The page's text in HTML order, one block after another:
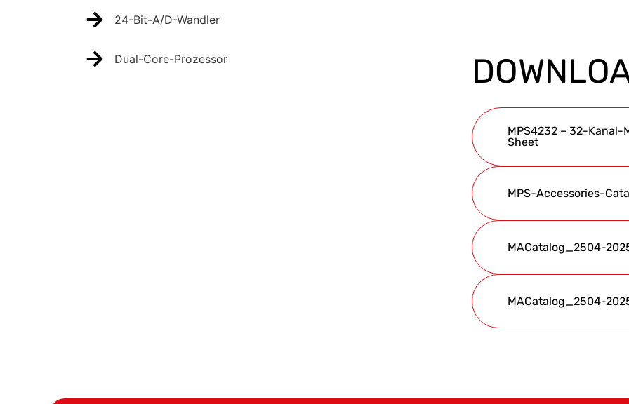
24-Bit-A/D-Wandler
Dual-Core-Prozessor
MPS4232 – 32-
Sheet
MPS-Accessories-
MACatalog_2504-
MACatalog_2504-